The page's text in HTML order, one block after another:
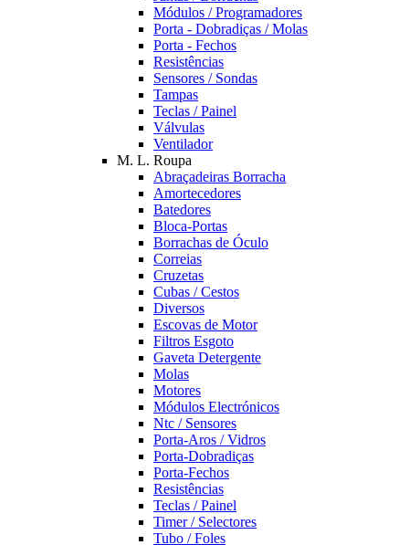
Módulos / Programadores
Porta - Dobradiças / Molas
Porta - Fechos
Resistências
Sensores / Sondas
Tampas
Teclas / Painel
Válvulas
Ventilador
M. L. Roupa
Abraçadeiras Borracha
Amortecedores
Batedores
Bloca-Portas
Borrachas de Óculo
Correias
Cruzetas
Cubas / Cestos
Diversos
Escovas de Motor
Filtros Esgoto
Gaveta Detergente
Molas
Motores
Módulos Electrónicos
Ntc / Sensores
Porta-Aros / Vidros
Porta-Dobradiças
Porta-Fechos
Resistências
Teclas / Painel
Timer / Selectores
Tubo / Foles